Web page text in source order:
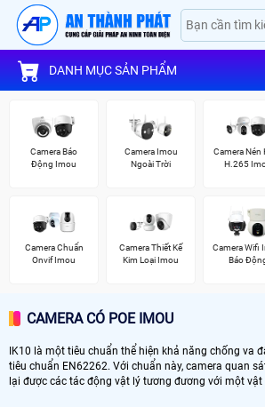
DANH MỤC SẢN PHẨM
Camera Báo
Động Imou
Camera Imou
Ngoài Trời
Camera Nén
H.265
Camera Chuẩn
Onvif Imou
Camera Thiết Kế
Kim Loại Imou
Camera Wifi
Báo
CAMERA CÓ POE IMOU
IK10 là một tiêu chuẩn thể hiện khả năng chống va
tiêu chuẩn EN62262. Với chuẩn này, camera quan
lại được các tác động vật lý tương đương với một